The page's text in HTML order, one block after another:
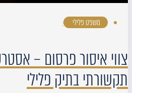
משפט פלילי ·
צווי איסור פרסום –
תקשורתי בתיק פלילי